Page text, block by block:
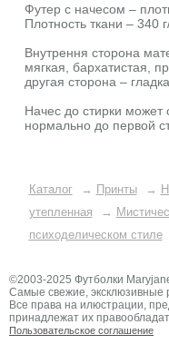
Футер с начесом –
Плотность ткани – 340
Внутрення сторона
мягкая, бархатистая,
другая сторона –
Начес до стирки может
нормально до первой
Каталог → Принты →
утепленная
→
психоделическом стиле
©2003-2025 Футболки
Самые свежие, эксклюзивные
Все права на илюстрации,
принадлежат их
Пользовательское соглашение